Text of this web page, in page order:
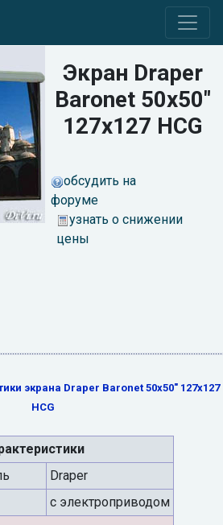
Экран Draper
Baronet 50x50"
127x127 HCG
обсудить на
форуме
узнать о снижении
цены
экрана Draper Baronet 50x50" 127x127
HCG
Draper
с электроприводом